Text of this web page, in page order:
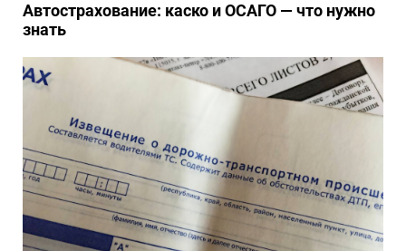
Автострахование: каско и ОСАГО — что нужно
знать